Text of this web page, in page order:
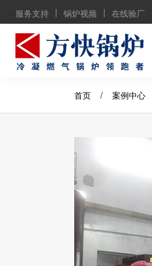
服务支持 锅炉视频 在线验厂
首页 / 案例中心